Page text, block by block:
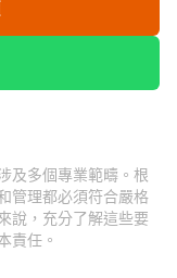
及多個專業範疇。根
管理都必須符合嚴格
說，充分了解這些要
責任。